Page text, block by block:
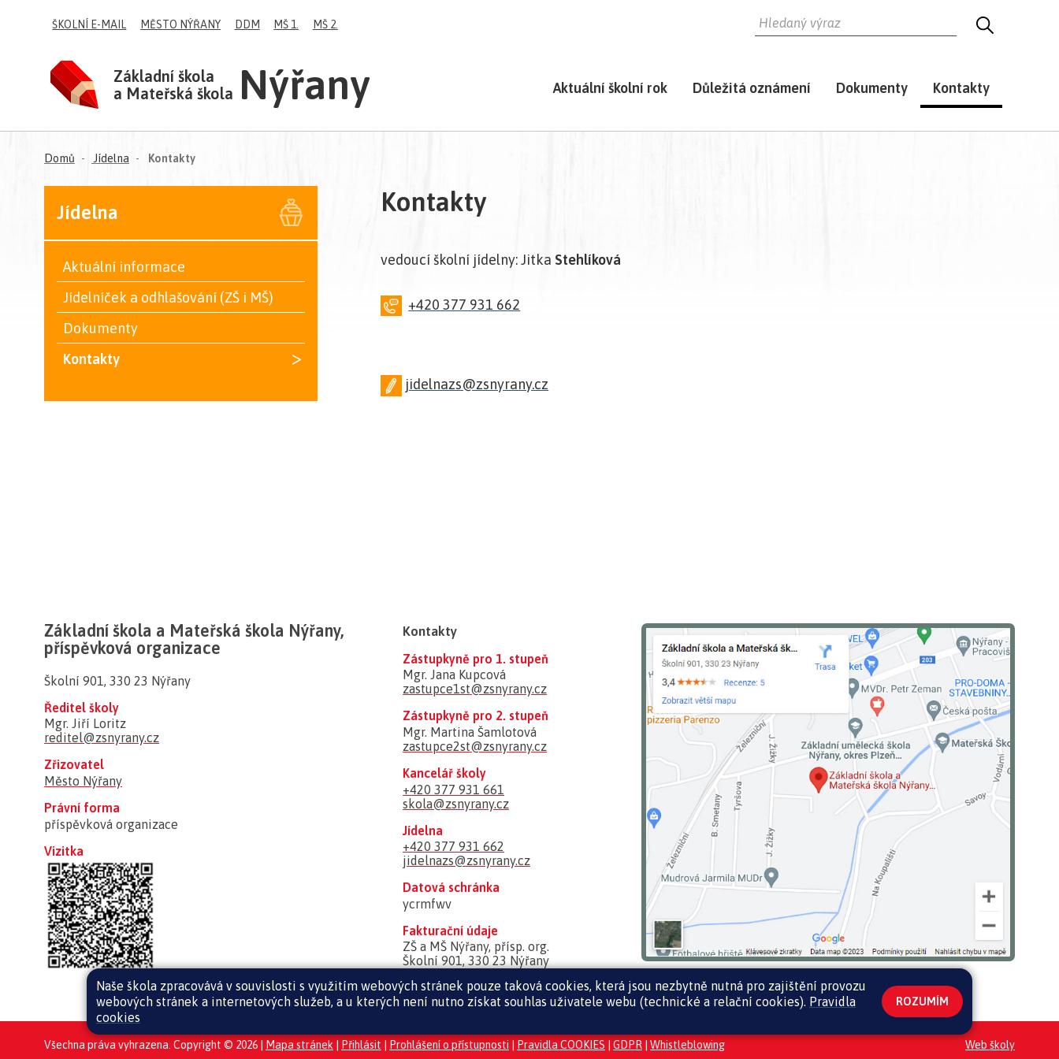
ŠKOLNÍ E-MAIL MĚSTO NÝŘANY DDM MŠ 1. MŠ 2. HLEDAT
Základní škola
a Mateřská škola Nýřany Aktuální školní rok Důležitá oznámení Dokumenty Kontakty
Domů Jídelna Kontakty(aktuální)
Jídelna
Aktuální informace
Jídelníček a odhlašování (ZŠ i MŠ)
Dokumenty
Kontakty
>
Kontakty
vedoucí školní jídelny: Jitka Stehlíková
+420 377 931 662
jidelnazs@zsnyrany.cz
Základní škola a Mateřská škola Nýřany,
příspěvková organizace
Školní 901, 330 23 Nýřany
Ředitel školy
Mgr. Jiří Loritz
reditel@zsnyrany.cz
Zřizovatel
Město Nýřany
Právní forma
příspěvková organizace
Vizitka
Kontakty
Zástupkyně pro 1. stupeň
Mgr. Jana Kupcová
zastupce1st@zsnyrany.cz
Zástupkyně pro 2. stupeň
Mgr. Martina Šamlotová
zastupce2st@zsnyrany.cz
Kancelář školy
+420 377 931 661
skola@zsnyrany.cz
Jídelna
+420 377 931 662
jidelnazs@zsnyrany.cz
Datová schránka
ycrmfwv
Fakturační údaje
ZŠ a MŠ Nýřany, přísp. org.
Školní 901, 330 23 Nýřany
Nejsme plátci DPH
Všechna práva vyhrazena. Copyright © 2026 | Mapa stránek Přihlásit Prohlášení o přístupnosti Pravidla COOKIES GDPR Whistleblowing Web školy
Naše škola zpracovává v souvislosti s využitím webových stránek pouze taková cookies, která jsou nezbytně nutná pro zajištění provozu
webových stránek a internetových služeb, a u kterých není nutno získat souhlas uživatele webu (technické a relační cookies). Pravidla
cookies
ROZUMÍM